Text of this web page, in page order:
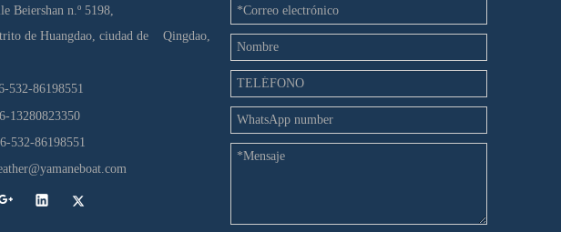
Beiershan n.º 5198,
de Huangdao, ciudad de Qingdao,
532-86198551
13280823350
532-86198551